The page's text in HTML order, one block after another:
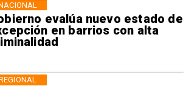
evalúa nuevo estado de
en barrios con alta